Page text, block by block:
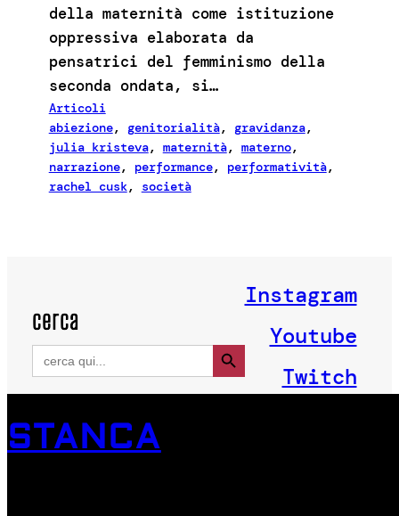
della maternità come istituzione
oppressiva elaborata da
pensatrici del femminismo della
seconda ondata, si…
Articoli
abiezione, genitorialità, gravidanza
julia kristeva, maternità, materno
narrazione, performance, performatività
rachel cusk, società
cerca
Search
for:
Search Button
Instagram
Youtube
Twitch
STANCA